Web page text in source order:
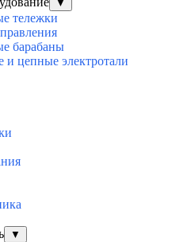
▼
тележки
барабаны
и цепные электротали
▼